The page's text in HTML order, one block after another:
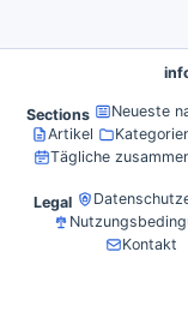
Sections
Neueste
Artikel
Tägliche
Legal
Kontakt